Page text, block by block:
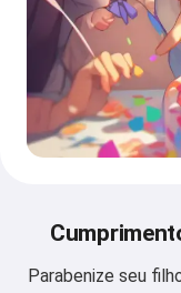
Parabenize seu